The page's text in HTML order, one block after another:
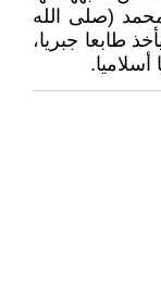
(صلى الله
طابعا جبريا،
أسلاميا.